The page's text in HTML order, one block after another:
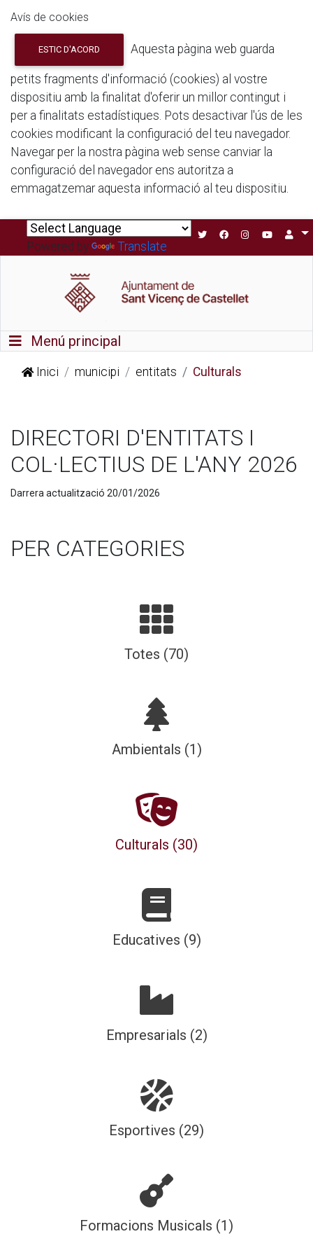
Avís de cookies
ESTIC D'ACORD Aquesta pàgina web guarda
petits fragments d'informació (cookies) al vostre
dispositiu amb la finalitat d'oferir un millor contingut i
per a finalitats estadístiques. Pots desactivar l'ús de les
cookies modificant la configuració del teu navegador.
Navegar per la nostra pàgina web sense canviar la
configuració del navegador ens autoritza a
emmagatzemar aquesta informació al teu dispositiu.
Powered by Translate
Commutador de navegació
Menú principal
Inici municipi entitats Culturals
DIRECTORI D'ENTITATS I
COL·LECTIUS DE L'ANY 2026
Darrera actualització 20/01/2026
PER CATEGORIES
Totes (70)
Ambientals (1)
Culturals (30)
Educatives (9)
Empresarials (2)
Esportives (29)
Formacions Musicals (1)